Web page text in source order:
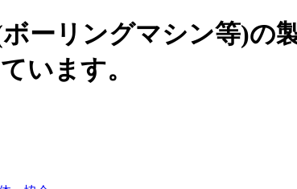
ーリングマシン等)の
います。